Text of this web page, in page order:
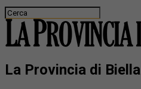
La Provincia di Biella